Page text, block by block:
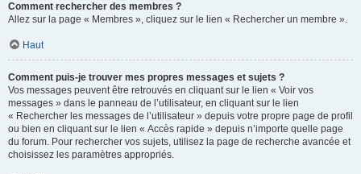
Comment rechercher des membres ?
Allez sur la page « Membres », cliquez sur le lien « Rechercher un membre ».
Haut
Comment puis-je trouver mes propres messages et sujets ?
Vos messages peuvent être retrouvés en cliquant sur le lien « Voir vos
messages » dans le panneau de l’utilisateur, en cliquant sur le lien
« Rechercher les messages de l’utilisateur » depuis votre propre page de profil
ou bien en cliquant sur le lien « Accès rapide » depuis n’importe quelle page
du forum. Pour rechercher vos sujets, utilisez la page de recherche avancée et
choisissez les paramètres appropriés.